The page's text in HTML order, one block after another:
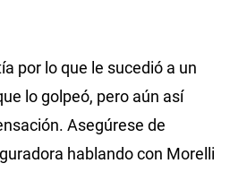
por lo que le sucedió a un
lo golpeó, pero aún así
Asegúrese de
hablando con Morelli